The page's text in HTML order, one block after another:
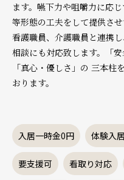
ます。嚥下力や咀嚼力に応
等形態の工夫をして提供さ
看護職員、介護職員と連携
相談にも対応致します。「
「真心・優しさ」の 三本柱
おります。
入居一時金0円 体験入
要支援可 看取り対応